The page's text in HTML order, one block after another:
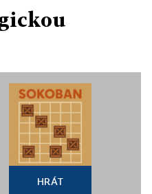
HRÁT